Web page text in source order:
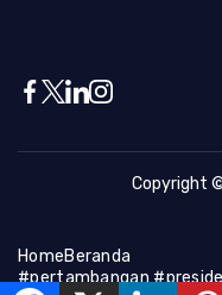
Copyright
HomeBeranda
#pertambangan